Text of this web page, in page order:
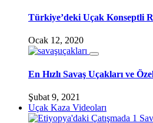
Türkiye’deki Uçak Konseptli
Ocak 12, 2020
En Hızlı Savaş Uçakları ve
Şubat 9, 2021
Uçak Kaza Videoları